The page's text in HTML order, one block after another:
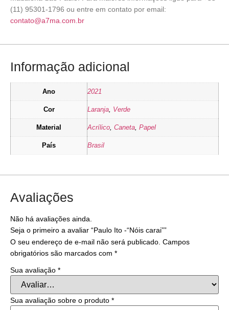
(11) 95301-1796 ou entre em contato por email:
contato@a7ma.com.br
Informação adicional
Ano 2021
Cor Laranja Verde
Material Acrílico Caneta Papel
País Brasil
Avaliações
Não há avaliações ainda.
Seja o primeiro a avaliar “Paulo Ito -“Nóis carai””
O seu endereço de e-mail não será publicado. Campos
obrigatórios são marcados com *
Sua avaliação *
Sua avaliação sobre o produto *